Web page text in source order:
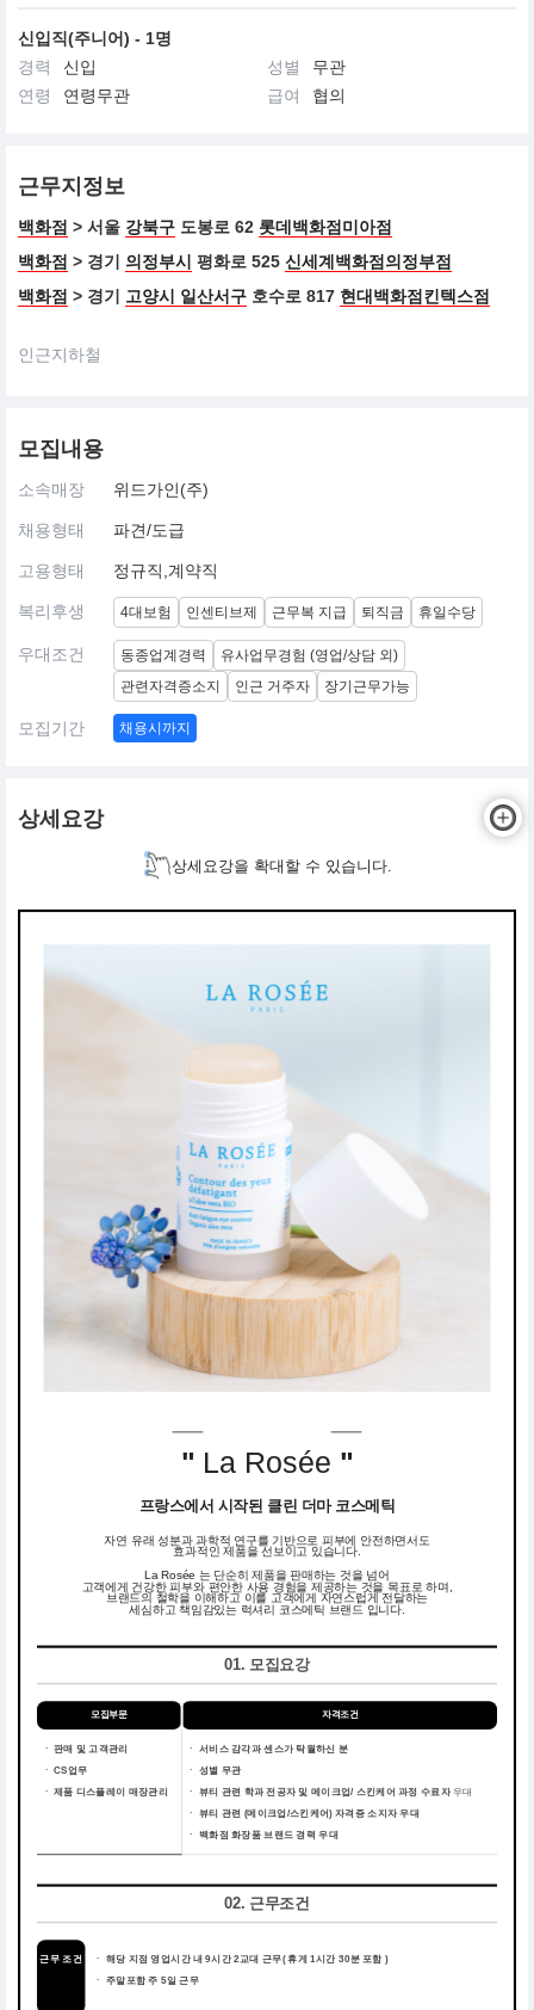
신입직(주니어) - 1명
경력
신입 성별
무관
연령
연령무관 급여 협의
근무지정보
백화점 > 서울 강북구 도봉로 62 롯데백화점미아점
백화점 > 경기 의정부시 평화로 525 신세계백화점의정부점
백화점 > 경기 고양시 일산서구 호수로 817 현대백화점킨텍스점
인근지하철
모집내용
소속매장 위드가인(주)
채용형태 파견/도급
고용형태 정규직,계약직
복리후생 4대보험 인센티브제 근무복 지급 퇴직금 휴일수당
우대조건 동종업계경력
유사업무경험 (영업/상담 외)
관련자격증소지
인근 거주자 장기근무가능
모집기간 채용시까지
상세요강
상세요강을 확대할 수 있습니다.
" La Rosée "
프랑스에서 시작된 클린 더마 코스메틱
자연 유래 성분과 과학적 연구를 기반으로 피부에 안전하면서도
효과적인 제품을 선보이고 있습니다.
La Rosée 는 단순히 제품을 판매하는 것을 넘어
고객에게 건강한 피부와 편안한 사용 경험을 제공하는 것을 목표로 하며,
브랜드의 철학을 이해하고 이를 고객에게 자연스럽게 전달하는
세심하고 책임감있는 럭셔리 코스메틱 브랜드 입니다.
01. 모집요강
모집부문 자격조건
ㆍ 판매 및 고객관리
ㆍ CS업무
ㆍ 제품 디스플레이 매장관리
ㆍ
서비스 감각과 센스가 탁월하신 분
ㆍ
성별 무관
ㆍ
뷰티 관련 학과 전공자 및 메이크업/ 스킨케어 과정 수료자우대
ㆍ
뷰티 관련 (메이크업/스킨케어) 자격증 소지자 우대
ㆍ 백화점 화장품 브랜드 경력 우대
02. 근무조건
근무 조건 ㆍ 해당 지점 영업시간 내 9시간 2교대 근무( 휴게 1시간 30분 포함 )
ㆍ 주말포함 주 5일 근무